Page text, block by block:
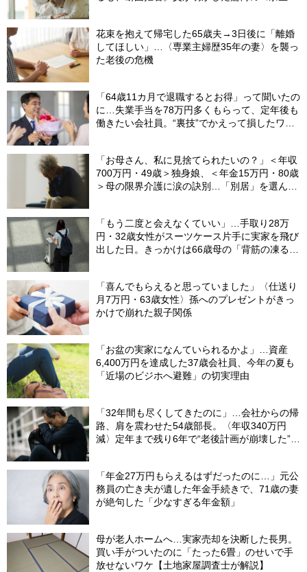
花束を抱えて帰宅した65歳夫→3日後に「離婚
してほしい」…〈専業主婦歴35年の妻〉を襲っ
た老後の危機
「64歳11カ月で退職するとお得」って聞いたの
に…失業手当を78万円多くもらって、定年後も
働きたい会社員。“裏技”でかえって損したワケ
「お母さん、私に見捨てられたいの？」＜年収
700万円・49歳＞独身娘、＜年金15万円・80歳
＞母の限界介護に涙の訣別…「別居」を選んだ
「もう二度と会えなくていい」…手取り28万
円・32歳女性がスーツケース片手に実家を飛び
出した日。きっかけは66歳母の「背筋の凍る一
「喜んでもらえると思っていました」〈仕送り
月7万円・63歳女性〉孫へのプレゼントがきっ
かけで崩れた親子関係
「お盆の実家になんていられるかよ」…資産
6,400万円を達成した37歳会社員、今年の夏も
「近場のビジホへ避難」の切実理由
「32年間も尽くしてきたのに」…会社からの帰
路、肩を震わせた54歳部長。〈年収340万円
減〉定年まで残り6年で“老後計画が崩壊した”ワ
「年金27万円もらえるはずだったのに…」元公
務員の亡き夫が遺した年金手続きで、71歳の妻
が絶句した「少なすぎる年金額」
母が老人ホームへ…実家売却を決断した長男。
買い手がついたのに「たった6畳」のせいで手
放せないワケ【土地家屋調査士が解説】